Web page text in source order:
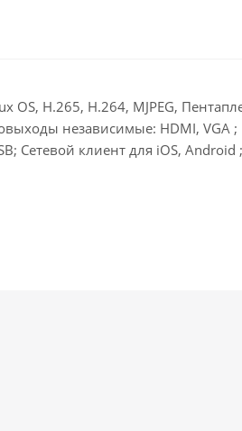
H.265, H.264, MJPEG,
независимые: HDMI, VGA ;
Сетевой клиент для iOS, Android